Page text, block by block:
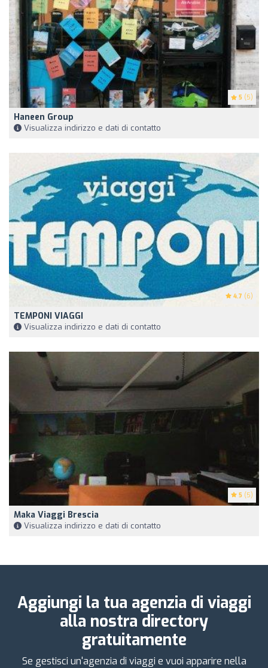
5 (5)
Haneen Group
Visualizza indirizzo e dati di contatto
4.7 (6)
TEMPONI VIAGGI
Visualizza indirizzo e dati di contatto
5 (5)
Maka Viaggi Brescia
Visualizza indirizzo e dati di contatto
Aggiungi la tua agenzia di viaggi
alla nostra directory
gratuitamente
Se gestisci un'agenzia di viaggi e vuoi apparire nella